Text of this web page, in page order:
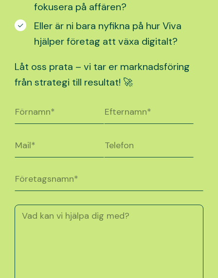
fokusera på affären?
Eller är ni bara nyfikna på hur Viva
hjälper företag att växa digitalt?
Låt oss prata – vi tar er marknadsföring
från strategi till resultat! 🚀